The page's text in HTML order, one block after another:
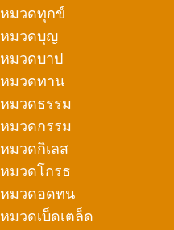
หมวดทุกข์
หมวดบุญ
หมวดบาป
หมวดทาน
หมวดธรรม
หมวดกรรม
หมวดกิเลส
หมวดโกรธ
หมวดอดทน
หมวดเบ็ดเตล็ด